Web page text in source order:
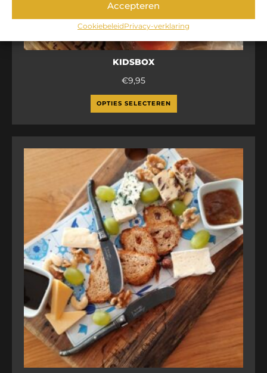
Accepteren
CookiebeleidPrivacy-verklaring
KIDSBOX
€9,95
OPTIES SELECTEREN